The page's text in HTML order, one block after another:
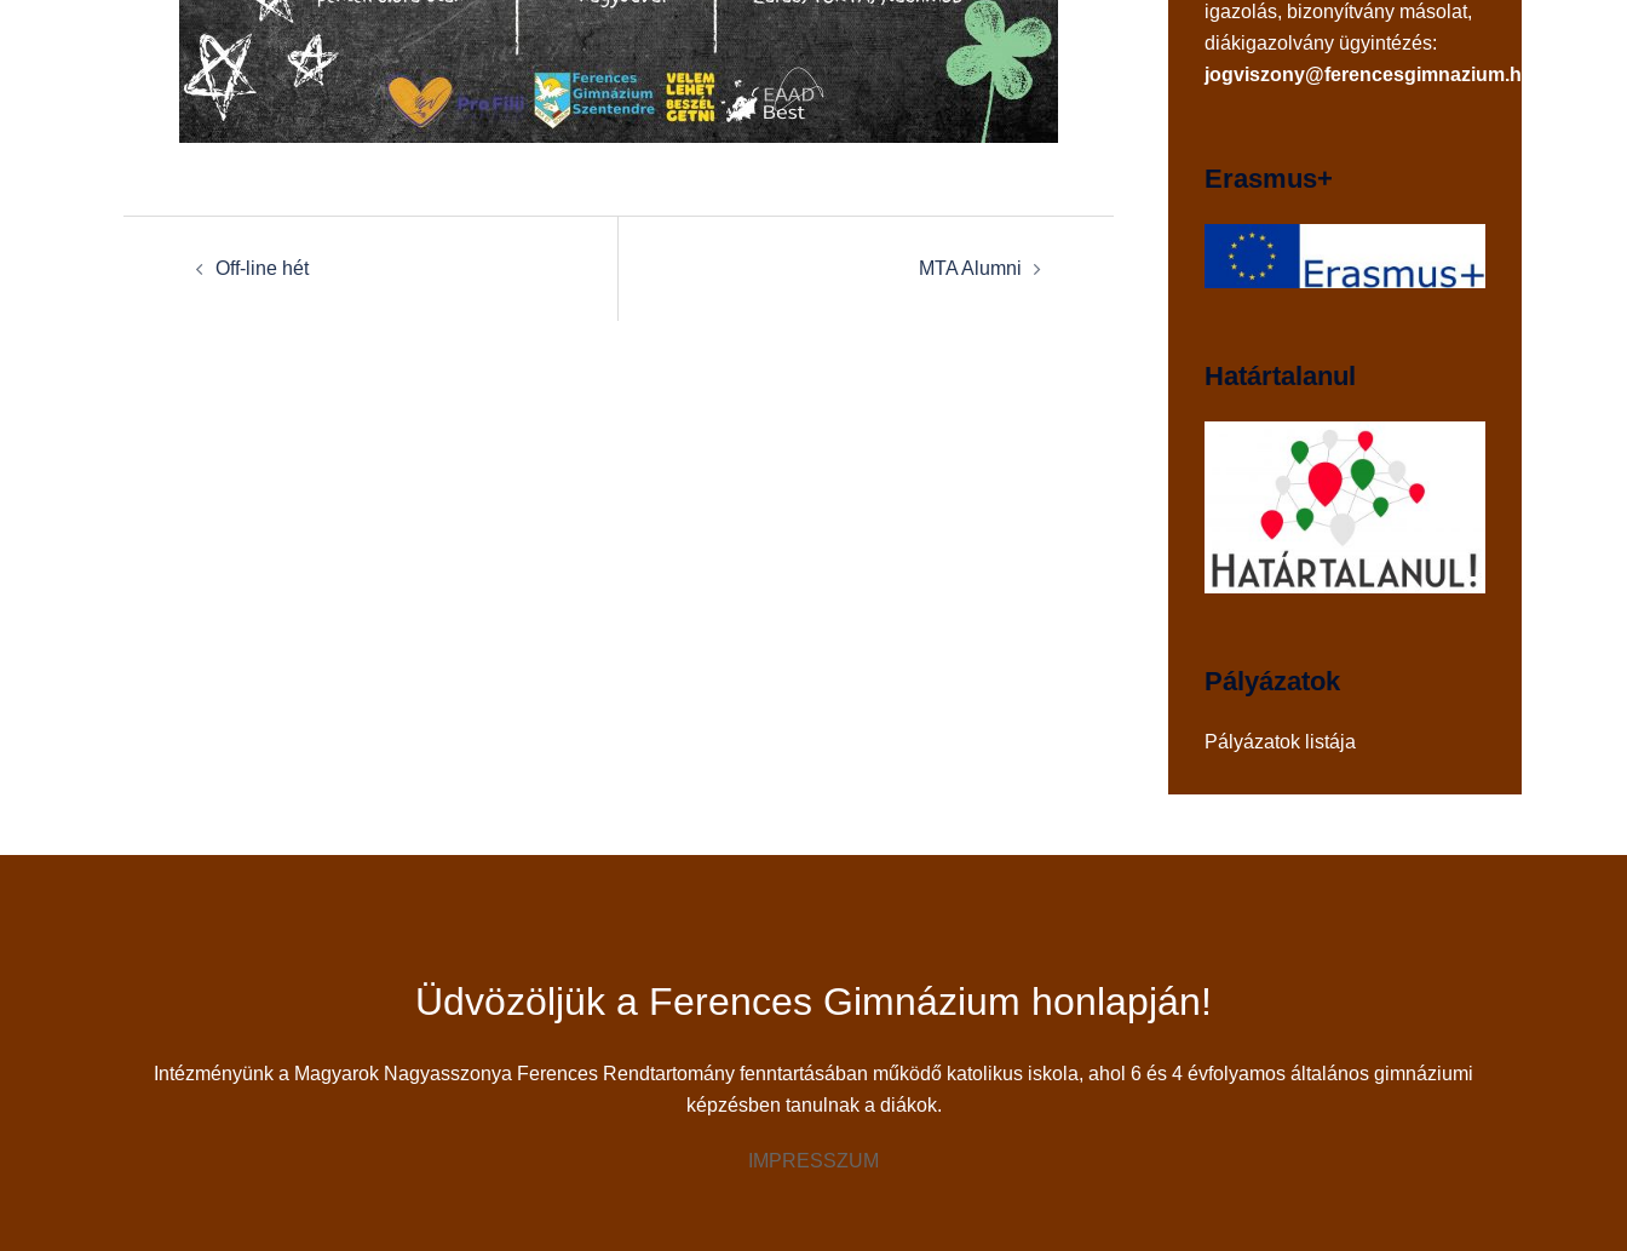
Off-line hét MTA Alumni
igazolás, bizonyítvány másolat,
diákigazolvány ügyintézés:
jogviszony@ferencesgimnazium.hu
Erasmus+
Határtalanul
Pályázatok
Pályázatok listája
Üdvözöljük a Ferences Gimnázium honlapján!
Intézményünk a Magyarok Nagyasszonya Ferences Rendtartomány fenntartásában működő katolikus iskola, ahol 6 és 4 évfolyamos általános gimnáziumi
képzésben tanulnak a diákok.
IMPRESSZUM